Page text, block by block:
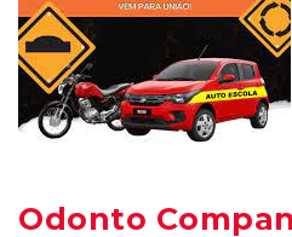
Odonto